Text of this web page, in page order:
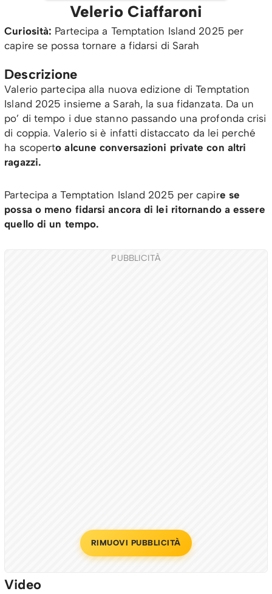
Velerio Ciaffaroni
Curiosità: Partecipa a Temptation Island 2025 per
capire se possa tornare a fidarsi di Sarah
Descrizione
Valerio partecipa alla nuova edizione di Temptation
Island 2025 insieme a Sarah, la sua fidanzata. Da un
po’ di tempo i due stanno passando una profonda crisi
di coppia. Valerio si è infatti distaccato da lei perché
ha scoperto alcune conversazioni private con altri
ragazzi.
Partecipa a Temptation Island 2025 per capire se
possa o meno fidarsi ancora di lei ritornando a essere
quello di un tempo.
PUBBLICITÀ
RIMUOVI PUBBLICITÀ
Video